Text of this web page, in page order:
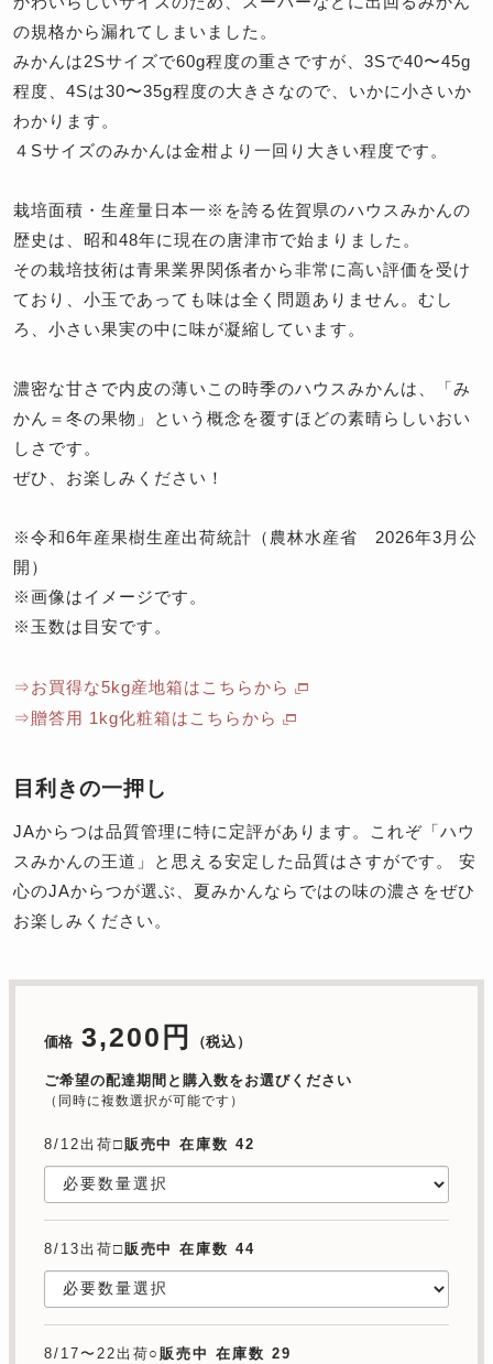
の規格から漏れてしまいました。
みかんは2Sサイズで60g程度の重さですが、3Sで40〜45g
程度、4Sは30〜35g程度の大きさなので、いかに小さいか
わかります。
４Sサイズのみかんは金柑より一回り大きい程度です。
栽培面積・生産量日本一※を誇る佐賀県のハウスみかんの
歴史は、昭和48年に現在の唐津市で始まりました。
その栽培技術は青果業界関係者から非常に高い評価を受け
ており、小玉であっても味は全く問題ありません。むし
ろ、小さい果実の中に味が凝縮しています。
濃密な甘さで内皮の薄いこの時季のハウスみかんは、「み
かん＝冬の果物」という概念を覆すほどの素晴らしいおい
しさです。
ぜひ、お楽しみください！
※令和6年産果樹生産出荷統計（農林水産省 2026年3月公
開）
※画像はイメージです。
※玉数は目安です。
⇒お買得な5kg産地箱はこちらから
⇒贈答用 1kg化粧箱はこちらから
目利きの一押し
JAからつは品質管理に特に定評があります。これぞ「ハウ
スみかんの王道」と思える安定した品質はさすがです。 安
心のJAからつが選ぶ、夏みかんならではの味の濃さをぜひ
お楽しみください。
価格 3,200円 （税込）
ご希望の配達期間と購入数をお選びください
（同時に複数選択が可能です）
8/12出荷□販売中 在庫数 42
8/13出荷□販売中 在庫数 44
8/17〜22出荷○販売中 在庫数 29